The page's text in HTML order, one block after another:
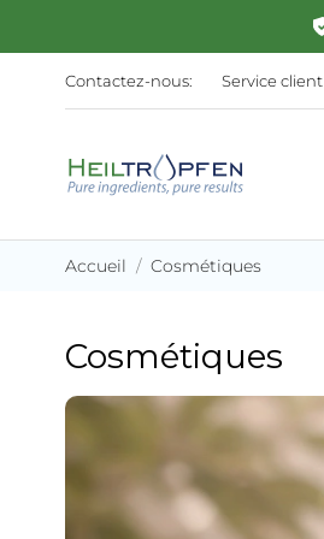
Contactez-nous: Service client
Accueil Cosmétiques
Cosmétiques